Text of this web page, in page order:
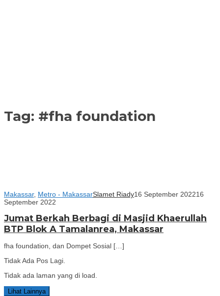
Tag: #fha foundation
Makassar, Metro - MakassarSlamet Riady16 September 202216
September 2022
Jumat Berkah Berbagi di Masjid Khaerullah
BTP Blok A Tamalanrea, Makassar
fha foundation, dan Dompet Sosial […]
Tidak Ada Pos Lagi.
Tidak ada laman yang di load.
Lihat Lainnya